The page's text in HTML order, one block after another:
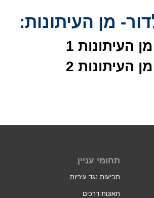
מן העיתונות:
העיתונות 1
העיתונות 2
תחומי עניין
תביעות נגד עיריות
תאונות דרכים